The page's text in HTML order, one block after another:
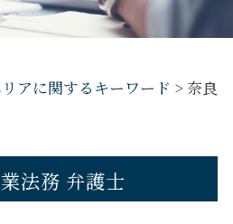
アに関するキーワード > 奈良
法務 弁護士